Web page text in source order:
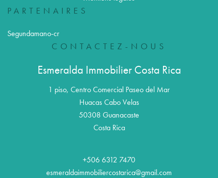
PARTENAIRES
Segundamano-cr
CONTACTEZ-NOUS
Esmeralda Immobilier Costa Rica
1 piso, Centro Comercial Paseo del Mar
Huacas Cabo Velas
50308 Guanacaste
Costa Rica
+506 6312 7470
esmeraldaimmobiliercostarica@gmail.com